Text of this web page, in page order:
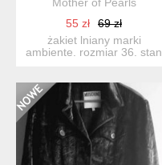
55 zł
69 zł
żakiet lniany marki
ambiente. rozmiar 36. stan